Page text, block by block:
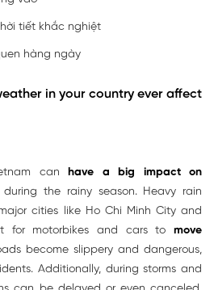
tiết khắc nghiệt
hàng ngày
in your country ever affect
can
have a big impact on
during the rainy season. Heavy rain
cities like Ho Chi Minh City and
for motorbikes and cars to move
become slippery and dangerous,
Additionally, during storms and